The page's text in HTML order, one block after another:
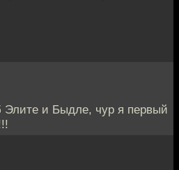
Элите и Быдле, чур я первый